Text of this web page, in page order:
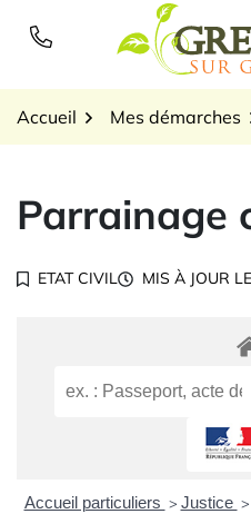
Accueil Mes démarches
Parrainage
ETAT CIVIL MIS À JOUR LE
Accueil particuliers > Justice >